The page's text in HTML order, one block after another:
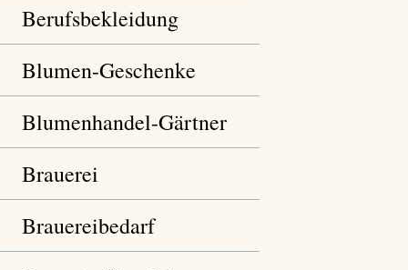
Berufsbekleidung
Blumen-Geschenke
Blumenhandel-Gärtner
Brauerei
Brauereibedarf